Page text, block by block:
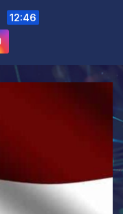
12:46